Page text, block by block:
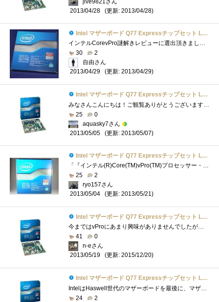
jive9821さん
2013/04/28
(更新: 2013/04/28)
Intel マザーボード Q77 Expressチップセット LGA1155 BOXDQ77MK 【Micro-ATX】
インテルCorevPro謎解きレビューに選出頂きました。謎解きレビューが難航中なので、パーツのレビューを書いて現実逃避中です(^^ゞさて、今回レビ...
30
2
自由さん
2013/04/29
(更新: 2013/04/29)
Intel マザーボード Q77 Expressチップセット LGA1155 BOXDQ77MK 【Micro-ATX】
みなさんこんにちは！ご観覧ありがとうございます！今回は、「Q77ExpressLGA1155チップセットIntelDQ77MK」をご紹介します。 ・こいつとの運命的な出�...
25
0
aquasky7さん
2013/05/05
(更新: 2013/05/07)
Intel マザーボード Q77 Expressチップセット LGA1155 BOXDQ77MK 【Micro-ATX】
「『インテル(R)Core(TM)vPro(TM)プロセッサー・ファミリー』の謎を解き明かせ！」のレビュー用に頂いたマザーボード。LGA1155対応で、サイズはMicro-ATX...
25
2
ryo157さん
2013/05/04
(更新: 2013/05/21)
Intel マザーボード Q77 Expressチップセット LGA1155 BOXDQ77MK 【Micro-ATX】
今まではvProにあまり興味がありませんでしたが、使ってみるといろいろな事ができて面白いし、勉強になります。vProPCの構成OS:Windows8Pro64bitCPU:Intel...
41
0
n-eさん
2013/05/19
(更新: 2015/12/20)
Intel マザーボード Q77 Expressチップセット LGA1155 BOXDQ77MK 【Micro-ATX】
IntelはHaswell世代のマザーボードを最後に、マザーボード業界から撤退することが決まっているようなので、おそらくこれが私の使うであろう最後�...
24
2